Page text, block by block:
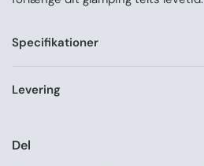
Specifikationer
Levering
Del